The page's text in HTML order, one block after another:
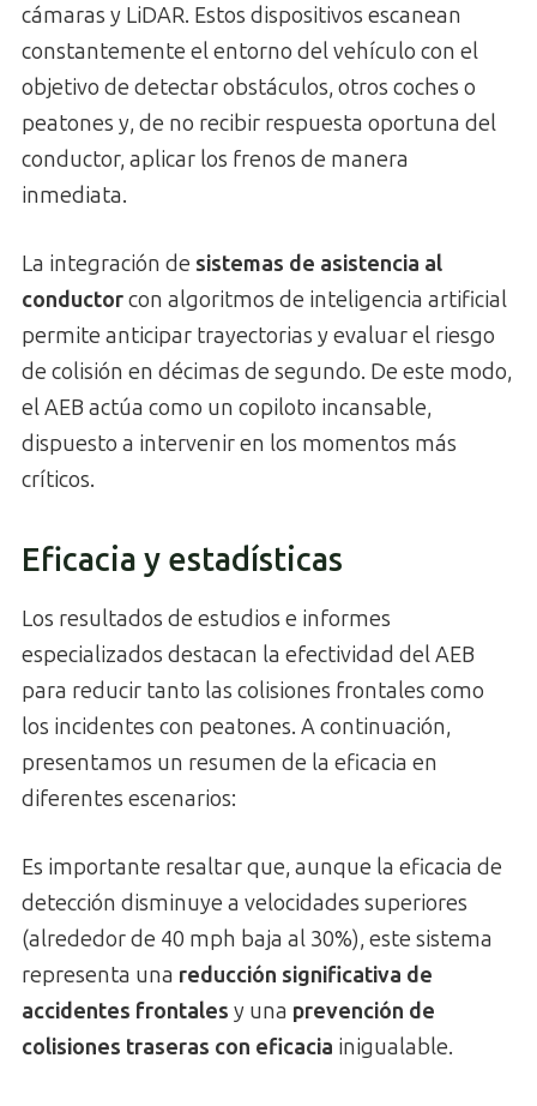
cámaras y LiDAR. Estos dispositivos escanean
constantemente el entorno del vehículo con el
objetivo de detectar obstáculos, otros coches o
peatones y, de no recibir respuesta oportuna del
conductor, aplicar los frenos de manera
inmediata.
La integración de sistemas de asistencia al
conductorcon algoritmos de inteligencia artificial
permite anticipar trayectorias y evaluar el riesgo
de colisión en décimas de segundo. De este modo,
el AEB actúa como un copiloto incansable,
dispuesto a intervenir en los momentos más
críticos.
Eficacia y estadísticas
Los resultados de estudios e informes
especializados destacan la efectividad del AEB
para reducir tanto las colisiones frontales como
los incidentes con peatones. A continuación,
presentamos un resumen de la eficacia en
diferentes escenarios:
Es importante resaltar que, aunque la eficacia de
detección disminuye a velocidades superiores
(alrededor de 40 mph baja al 30%), este sistema
representa una reducción significativa de
accidentes frontales y una prevención de
colisiones traseras con eficacia inigualable.